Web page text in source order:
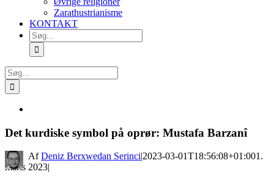
Zarathustrianisme
KONTAKT
Søg
efter:
Søg
efter:
billede
Det kurdiske symbol på oprør: Mustafa Barzanî
By Deniz Berxwedan Serinci|2023-03-01T18:56:08+01:001.
marts 2023|